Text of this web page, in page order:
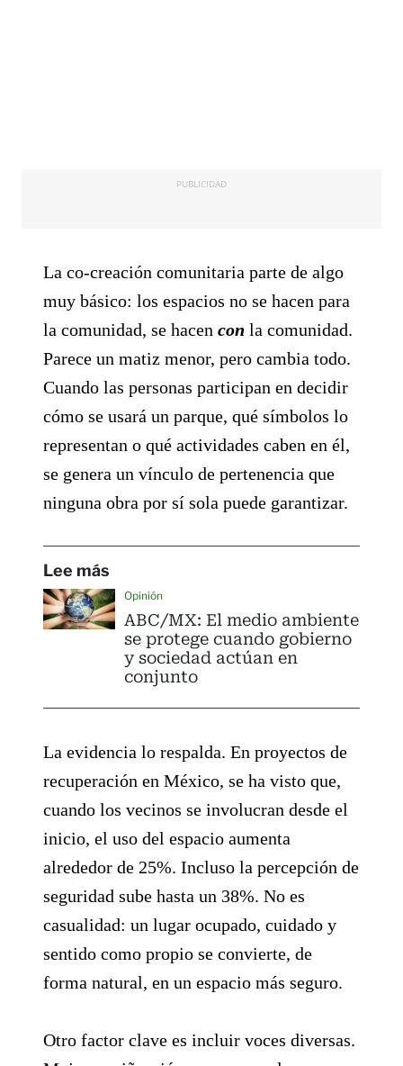
PUBLICIDAD
La co-creación comunitaria parte de algo
muy básico: los espacios no se hacen para
la comunidad, se hacen con la comunidad.
Parece un matiz menor, pero cambia todo.
Cuando las personas participan en decidir
cómo se usará un parque, qué símbolos lo
representan o qué actividades caben en él,
se genera un vínculo de pertenencia que
ninguna obra por sí sola puede garantizar.
Lee más
Opinión
ABC/MX: El medio ambiente
se protege cuando gobierno
y sociedad actúan en
conjunto
La evidencia lo respalda. En proyectos de
recuperación en México, se ha visto que,
cuando los vecinos se involucran desde el
inicio, el uso del espacio aumenta
alrededor de 25%. Incluso la percepción de
seguridad sube hasta un 38%. No es
casualidad: un lugar ocupado, cuidado y
sentido como propio se convierte, de
forma natural, en un espacio más seguro.
Otro factor clave es incluir voces diversas.